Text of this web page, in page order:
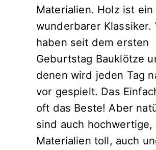
Materialien. Holz ist ein
wunderbarer Klassiker.
haben seit dem ersten
Geburtstag Bauklötze
denen wird jeden Tag
vor gespielt. Das
oft das Beste! Aber
sind auch hochwertige,
Materialien toll, auch